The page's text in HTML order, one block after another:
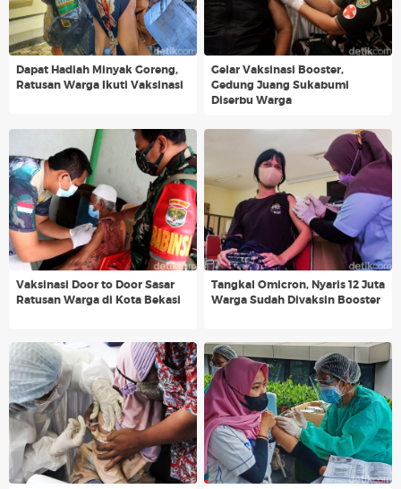
Dapat Hadiah Minyak Goreng,
Ratusan Warga Ikuti Vaksinasi
Gelar Vaksinasi Booster,
Gedung Juang Sukabumi
Diserbu Warga
Vaksinasi Door to Door Sasar
Ratusan Warga di Kota Bekasi
Tangkal Omicron, Nyaris 12 Juta
Warga Sudah Divaksin Booster